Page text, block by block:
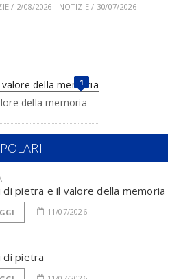
/ 2/08/2026 NOTIZIE / 30/07/2026
1
della memoria
di pietra e il valore della memoria
11/07/2026
di pietra